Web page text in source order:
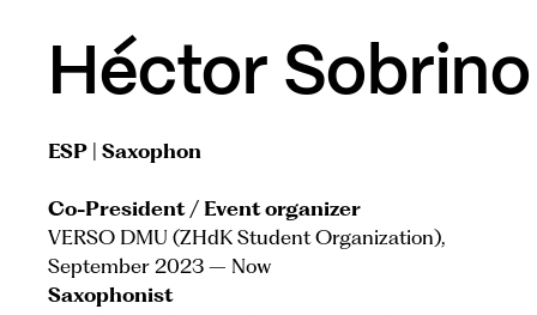
Rahmenprogramm
Entdeckungstag
Tickets
Rückblick
Héctor Sobrino
ESP | Saxophon
Co-President / Event organizer
VERSO DMU (ZHdK Student Organization),
September 2023 – Now
Saxophonist